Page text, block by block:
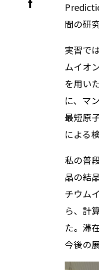
間の研
実習で
ムイオ
を用い
に、マ
最短原
による
私の普
晶の結
チウム
ら、計
た。滞
今後の